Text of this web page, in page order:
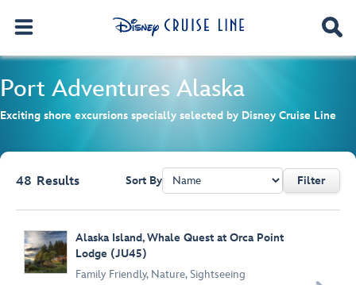
Port Adventures Alaska
Exciting shore excursions specially selected by Disney Cruise Line
48 Results Sort By Filter
Alaska Island, Whale Quest at Orca Point
Lodge (JU45)
Family Friendly, Nature,Sightseeing